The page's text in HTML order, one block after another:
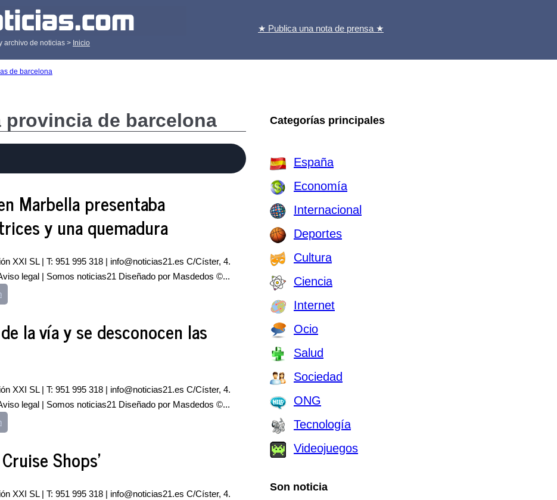
archivo de noticias > Inicio
★ Publica una nota de prensa ★
de barcelona
provincia de barcelona
Marbella presentaba
y una quemadura
XXI SL | T: 951 995 318 | info@noticias21.es C/Císter, 4.
legal | Somos noticias21 Diseñado por Masdedos ©...
la vía y se desconocen las
XXI SL | T: 951 995 318 | info@noticias21.es C/Císter, 4.
legal | Somos noticias21 Diseñado por Masdedos ©...
Shops'
XXI SL | T: 951 995 318 | info@noticias21.es C/Císter, 4.
Categorías principales
España
Economía
Internacional
Deportes
Cultura
Ciencia
Internet
Ocio
Salud
Sociedad
ONG
Tecnología
Videojuegos
Son noticia